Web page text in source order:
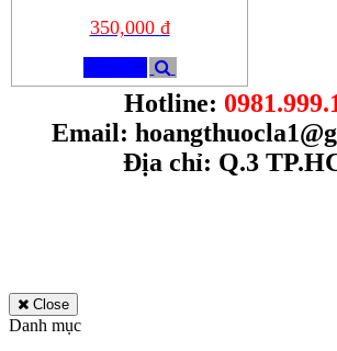
350,000 đ
Hotline:
Email:
Địa chỉ: Q.3
Close
Danh mục